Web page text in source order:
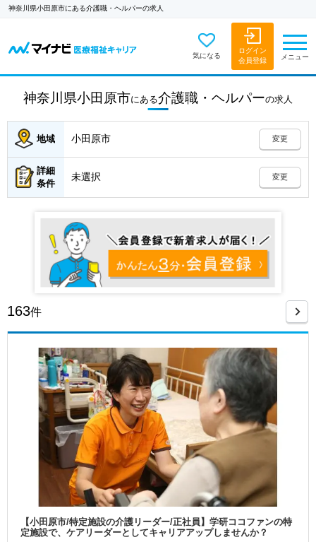
神奈川県小田原市にある介護職・ヘルパーの求人
気になる
ログイン
会員登録
メニュー
神奈川県小田原市にある介護職・ヘルパーの求人
地域 小田原市 変更
詳細
条件
未選択 変更
163件
【小田原市/特定施設の介護リーダー/正社員】学研ココファンの特
定施設で、ケアリーダーとしてキャリアアップしませんか？